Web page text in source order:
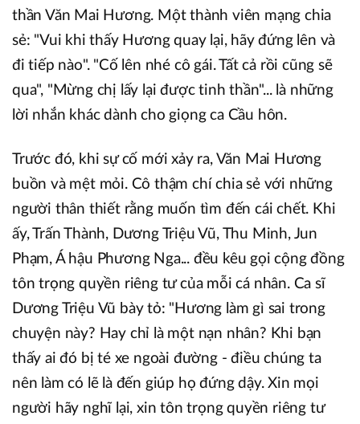
thần Văn Mai Hương. Một thành viên mạng chia
sẻ: "Vui khi thấy Hương quay lại, hãy đứng lên và
đi tiếp nào". "Cố lên nhé cô gái. Tất cả rồi cũng sẽ
qua", "Mừng chị lấy lại được tinh thần"... là những
lời nhắn khác dành cho giọng ca Cầu hôn.
Trước đó, khi sự cố mới xảy ra, Văn Mai Hương
buồn và mệt mỏi. Cô thậm chí chia sẻ với những
người thân thiết rằng muốn tìm đến cái chết. Khi
ấy, Trấn Thành, Dương Triệu Vũ, Thu Minh, Jun
Phạm, Á hậu Phương Nga... đều kêu gọi cộng đồng
tôn trọng quyền riêng tư của mỗi cá nhân. Ca sĩ
Dương Triệu Vũ bày tỏ: "Hương làm gì sai trong
chuyện này? Hay chỉ là một nạn nhân? Khi bạn
thấy ai đó bị té xe ngoài đường - điều chúng ta
nên làm có lẽ là đến giúp họ đứng dậy. Xin mọi
người hãy nghĩ lại, xin tôn trọng quyền riêng tư